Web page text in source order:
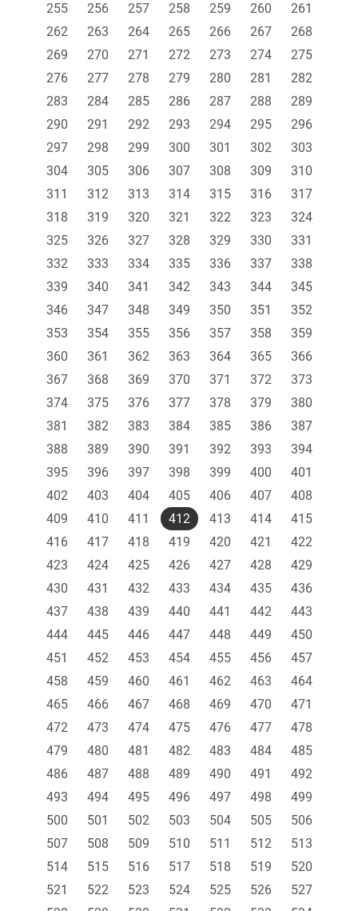
255
256 257 258 259 260
261
262
263 264 265 266 267
268
269
270 271 272 273 274
275
276
277 278 279 280 281
282
283
284 285 286 287 288
289
290
291 292 293 294 295
296
297
298 299 300 301 302
303
304
305 306 307 308 309
310
311
312 313 314 315 316
317
318
319 320 321 322 323
324
325
326 327 328 329 330
331
332
333 334 335 336 337
338
339
340 341 342 343 344
345
346
347 348 349 350 351
352
353
354 355 356 357 358
359
360
361 362 363 364 365
366
367
368 369 370 371 372
373
374
375 376 377 378 379
380
381
382 383 384 385 386
387
388
389 390 391 392 393
394
395
396 397 398 399 400
401
402
403 404 405 406 407
408
409
410 411 412 413 414
415
416
417 418 419 420 421
422
423
424 425 426 427 428
429
430
431 432 433 434 435
436
437
438 439 440 441 442
443
444
445 446 447 448 449
450
451
452 453 454 455 456
457
458
459 460 461 462 463
464
465
466 467 468 469 470
471
472
473 474 475 476 477
478
479
480 481 482 483 484
485
486
487 488 489 490 491
492
493
494 495 496 497 498
499
500
501 502 503 504 505
506
507
508 509 510 511 512
513
514
515 516 517 518 519
520
521
522 523 524 525 526
527